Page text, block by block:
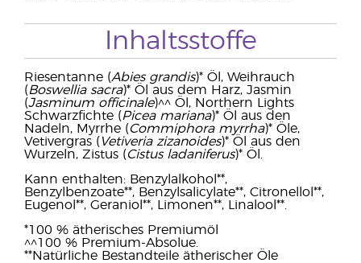
Inhaltsstoffe
Riesentanne (Abies grandis)* Öl, Weihrauch
(Boswellia sacra)* Öl aus dem Harz, Jasmin
(Jasminum officinale)^^ Öl, Northern Lights
Schwarzfichte (Picea mariana)* Öl aus den
Nadeln, Myrrhe (Commiphora myrrha)* Öle,
Vetivergras ( Vetiveria zizanoides)* Öl aus den
Wurzeln, Zistus (Cistus ladaniferus)* Öl.
Kann enthalten: Benzylalkohol**,
Benzylbenzoate**, Benzylsalicylate**, Citronellol**,
Eugenol**, Geraniol**, Limonen**, Linalool**.
*100 % ätherisches Premiumöl
^^100 % Premium-Absolue.
**Natürliche Bestandteile ätherischer Öle